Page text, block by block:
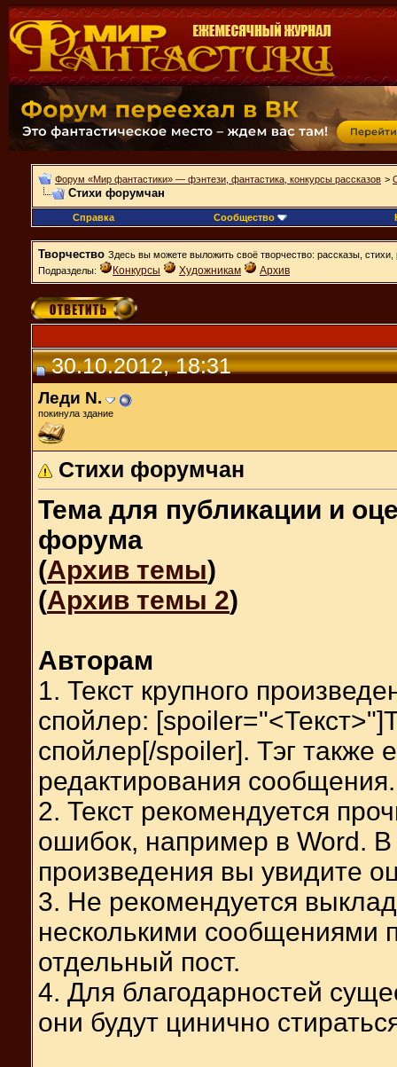
Форум «Мир фантастики» — фэнтези, фантастика, конкурсы рассказов >
Стихи форумчан
Справка Сообщество
Творчество Здесь вы можете выложить своё творчество: рассказы, стихи,
Подразделы:
Конкурсы Художникам Архив
30.10.2012, 18:31
Леди N.
покинула здание
Стихи форумчан
Тема для публикации и
форума
(Архив темы)
(Архив темы 2)
Авторам
1. Текст крупного
спойлер:
спойлер[/spoiler]. Тэг
редактирования сообщения.
2. Текст рекомендуется
ошибок, например в Word.
произведения вы увидите
3. Не рекомендуется
несколькими сообщениями
отдельный пост.
4. Для благодарностей
они будут цинично